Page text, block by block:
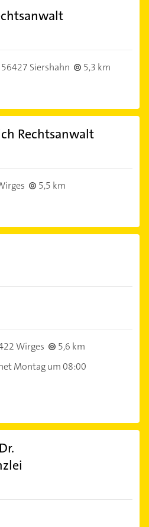
56427 Siershahn
5,3 km
Rechtsanwalt
5,5 km
Wirges
5,6 km
Montag um 08:00